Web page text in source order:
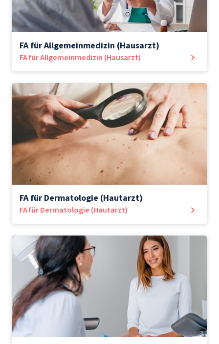
FA für Allgemeinmedizin (Hausarzt)
FA für Allgemeinmedizin (Hausarzt)
FA für Dermatologie (Hautarzt)
FA für Dermatologie (Hautarzt)